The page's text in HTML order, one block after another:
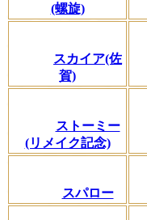
(螺旋)
スカイア(佐
賀)
ストーミー
(リメイク記念)
スパロー